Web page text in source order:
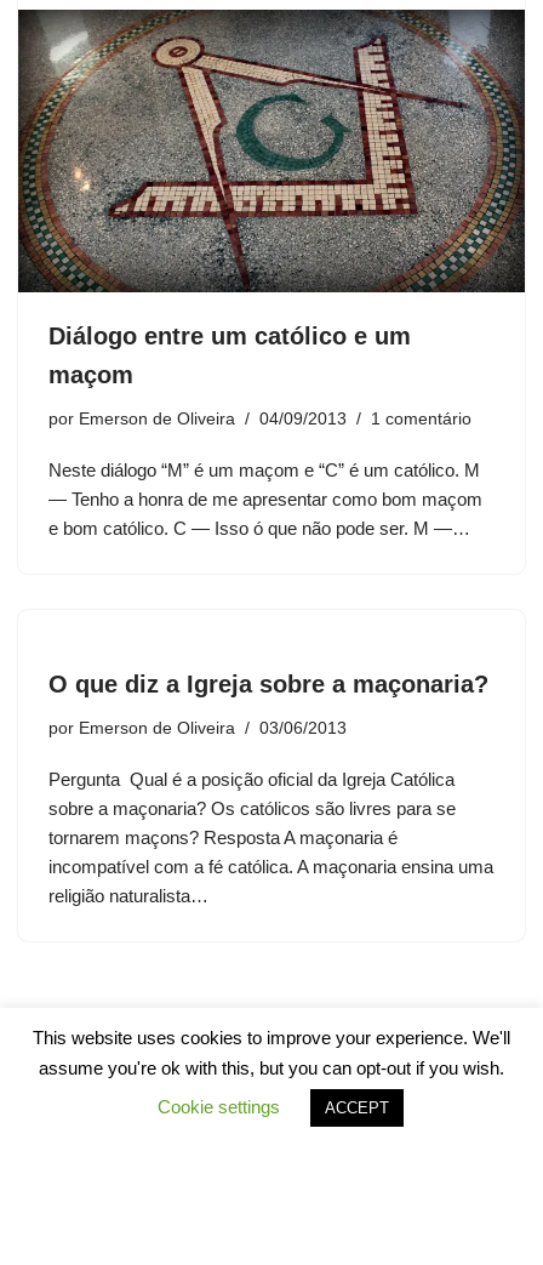
Diálogo entre um católico e um
maçom
por Emerson de Oliveira 04/09/2013 1 comentário
Neste diálogo “M” é um maçom e “C” é um católico. M
— Tenho a honra de me apresentar como bom maçom
e bom católico. C — Isso ó que não pode ser. M —…
O que diz a Igreja sobre a maçonaria?
por Emerson de Oliveira 03/06/2013
Pergunta Qual é a posição oficial da Igreja Católica
sobre a maçonaria? Os católicos são livres para se
tornarem maçons? Resposta A maçonaria é
incompatível com a fé católica. A maçonaria ensina uma
religião naturalista…
This website uses cookies to improve your experience. We'll
assume you're ok with this, but you can opt-out if you wish.
Cookie settings
ACCEPT